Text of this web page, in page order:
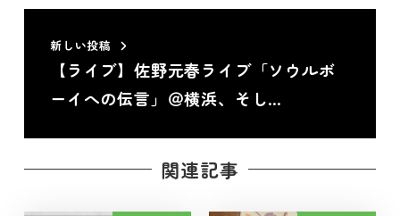
新しい投稿
【ライブ】佐野元春ライブ「ソウルボ
ーイへの伝言」＠横浜、そし…
関連記事